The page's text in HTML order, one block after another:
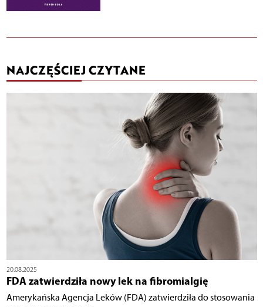
NAJCZĘŚCIEJ CZYTANE
20.08.2025
FDA zatwierdziła nowy lek na fibromialgię
Amerykańska Agencja Leków (FDA) zatwierdziła do stosowania